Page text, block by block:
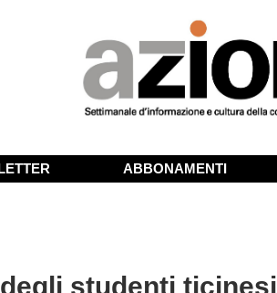
ABBONAMENTI
studenti ticinesi